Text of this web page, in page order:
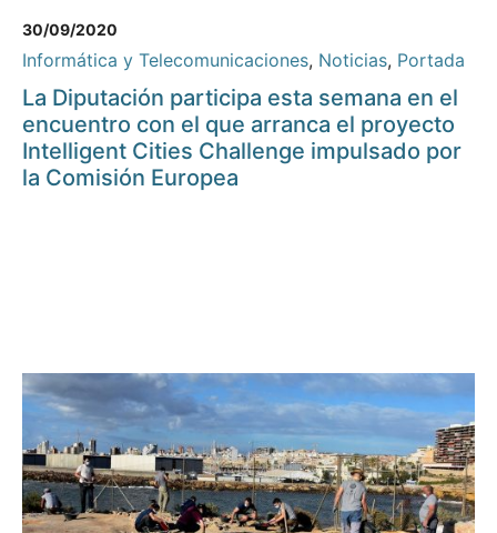
30/09/2020
Informática y Telecomunicaciones, Noticias, Portada
La Diputación participa esta semana en el
encuentro con el que arranca el proyecto
Intelligent Cities Challenge impulsado por
la Comisión Europea